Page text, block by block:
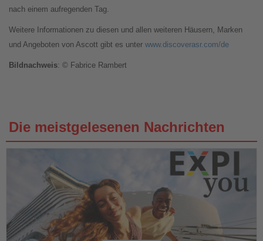
nach einem aufregenden Tag.
Weitere Informationen zu diesen und allen weiteren Häusern, Marken
und Angeboten von Ascott gibt es unter www.discoverasr.com/de
Bildnachweis: © Fabrice Rambert
Die meistgelesenen Nachrichten